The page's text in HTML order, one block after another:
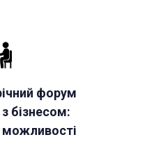
форум
бізнесом:
можливості